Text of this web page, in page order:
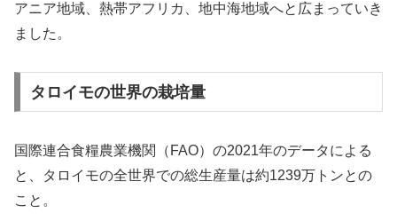
アニア地域、熱帯アフリカ、地中海地域へと広まっていき
ました。
タロイモの世界の栽培量
国際連合食糧農業機関（FAO）の2021年のデータによる
と、タロイモの全世界での総生産量は約1239万トンとの
こと。